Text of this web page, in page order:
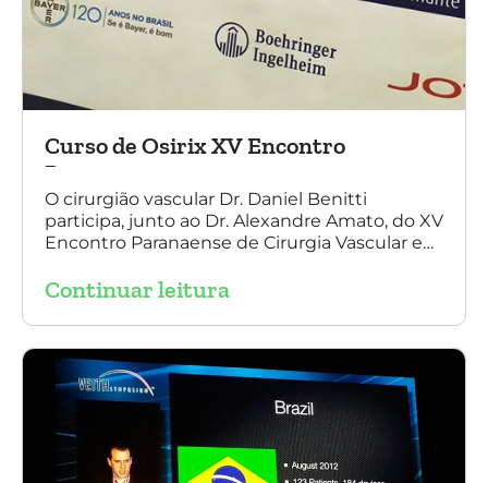
Curso de Osirix XV Encontro
Paranaense
O cirurgião vascular Dr. Daniel Benitti
participa, junto ao Dr. Alexandre Amato, do XV
Encontro Paranaense de Cirurgia Vascular e
Continuar leitura